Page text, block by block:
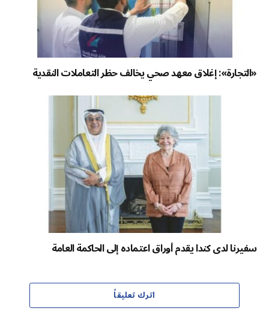
«التجارة»: إغلاق معهد صحي يخالف حظر التعاملات النقدية
سفيرنا لدى كندا يقدم أوراق اعتماده إلى الحاكمة العامة
اترك تعليقاً